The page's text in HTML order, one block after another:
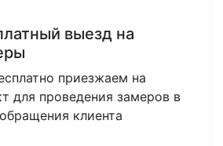
выезд на
приезжаем на
для проведения замеров в
клиента